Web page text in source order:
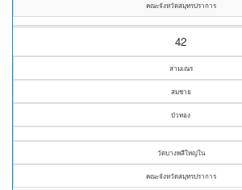
คณะจังหวัดสมุทรปราการ
42
สามเณร
สมชาย
บัวทอง
วัดบางพลีใหญ่ใน
คณะจังหวัดสมุทรปราการ